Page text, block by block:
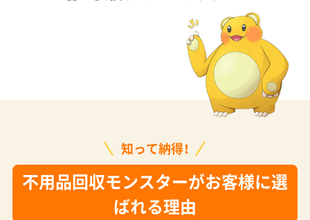
知って納得！
不用品回収モンスターがお客様に選
ばれる理由